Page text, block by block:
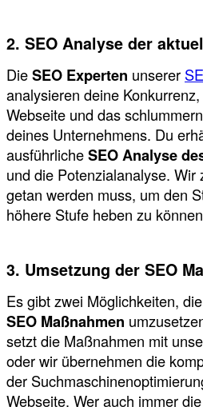
2. SEO Analyse der
DieSEO Experten unserer
analysieren deine
Webseite und das
deines Unternehmens. Du
ausführlicheSEO Analyse
und die Potenzialanalyse. Wir
getan werden muss, um den
höhere Stufe heben zu
3. Umsetzung der SEO
Es gibt zwei Möglichkeiten,
SEO Maßnahmen
setzt die Maßnahmen mit
oder wir übernehmen die
der
Webseite. Wer auch immer